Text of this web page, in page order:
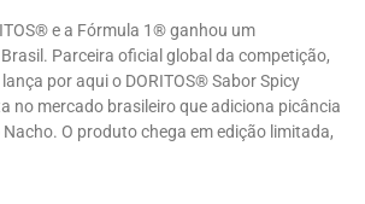
e a Fórmula 1® ganhou um
Parceira oficial global da competição,
por aqui o DORITOS® Sabor Spicy
no mercado brasileiro que adiciona picância
O produto chega em edição limitada,